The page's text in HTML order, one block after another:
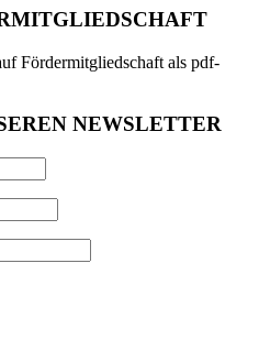
Fördermitgliedschaft als pdf-
NEWSLETTER